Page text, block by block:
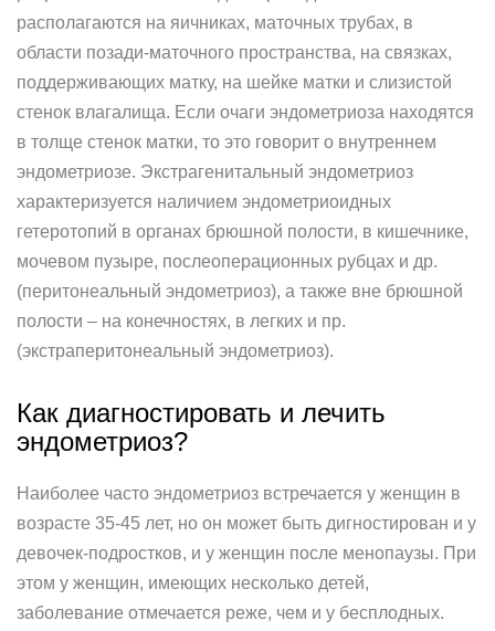
располагаются на яичниках, маточных трубах, в
области позади-маточного пространства, на связках,
поддерживающих матку, на шейке матки и слизистой
стенок влагалища. Если очаги эндометриоза находятся
в толще стенок матки, то это говорит о внутреннем
эндометриозе. Экстрагенитальный эндометриоз
характеризуется наличием эндометриоидных
гетеротопий в органах брюшной полости, в кишечнике,
мочевом пузыре, послеоперационных рубцах и др.
(перитонеальный эндометриоз), а также вне брюшной
полости – на конечностях, в легких и пр.
(экстраперитонеальный эндометриоз).
Как диагностировать и лечить
эндометриоз?
Наиболее часто эндометриоз встречается у женщин в
возрасте 35-45 лет, но он может быть дигностирован и у
девочек-подростков, и у женщин после менопаузы. При
этом у женщин, имеющих несколько детей,
заболевание отмечается реже, чем и у бесплодных.